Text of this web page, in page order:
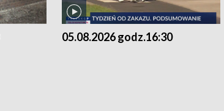
05.08.2026 godz.16:30